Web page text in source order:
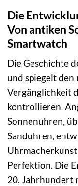
Die
Von antiken
Smartwatch
Die Geschichte
und spiegelt den
Vergänglichkeit
kontrollieren.
Sonnenuhren,
Sanduhren,
Perfektion. Die
20. Jahrhundert